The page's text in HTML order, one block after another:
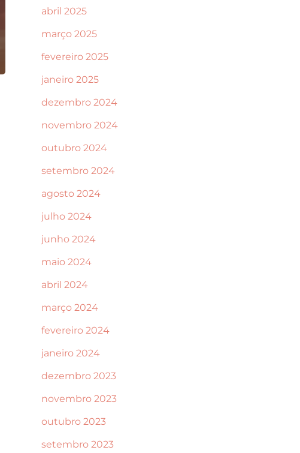
abril 2025
março 2025
fevereiro 2025
janeiro 2025
dezembro 2024
novembro 2024
outubro 2024
setembro 2024
agosto 2024
julho 2024
junho 2024
maio 2024
abril 2024
março 2024
fevereiro 2024
janeiro 2024
dezembro 2023
novembro 2023
outubro 2023
setembro 2023